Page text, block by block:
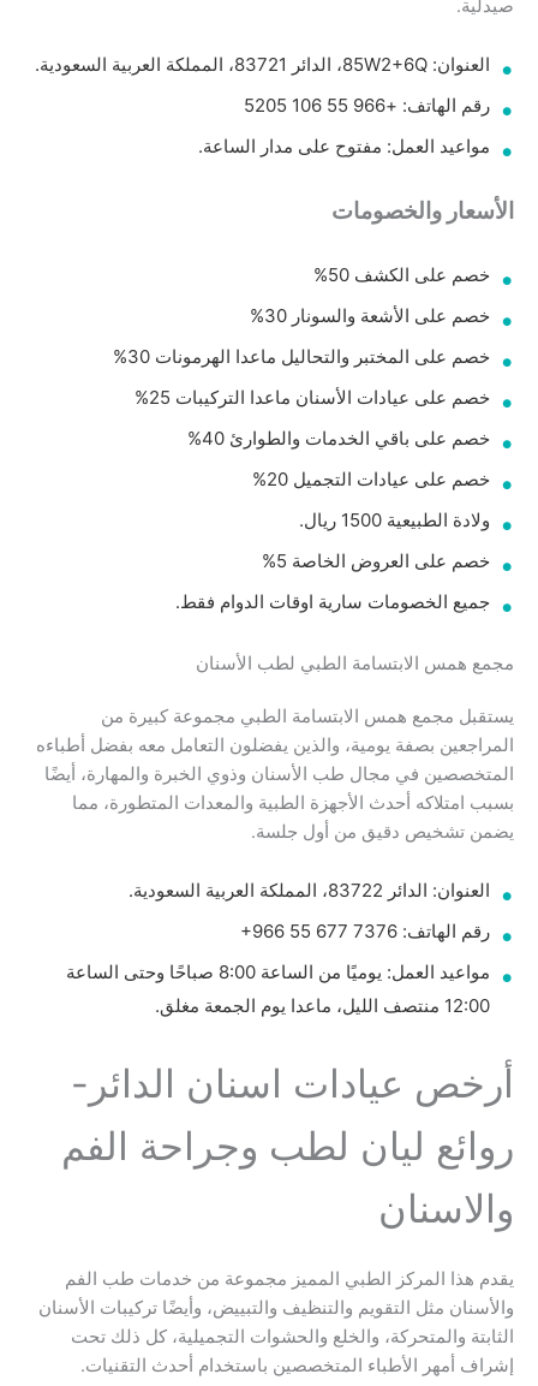
صيدلية.
العنوان: 85W2+6Q، الدائر 83721، المملكة العربية السعودية.
رقم الهاتف: +966 55 106 5205
مواعيد العمل: مفتوح على مدار الساعة.
الأسعار والخصومات
خصم على الكشف 50%
خصم على الأشعة والسونار 30%
خصم على المختبر والتحاليل ماعدا الهرمونات 30%
خصم على عيادات الأسنان ماعدا التركيبات 25%
خصم على باقي الخدمات والطوارئ 40%
خصم على عيادات التجميل 20%
ولادة الطبيعية 1500 ريال.
خصم على العروض الخاصة 5%
جميع الخصومات سارية اوقات الدوام فقط.
مجمع همس الابتسامة الطبي لطب الأسنان
يستقبل مجمع همس الابتسامة الطبي مجموعة كبيرة من
المراجعين بصفة يومية، والذين يفضلون التعامل معه بفضل أطباءه
المتخصصين في مجال طب الأسنان وذوي الخبرة والمهارة، أيضًا
بسبب امتلاكه أحدث الأجهزة الطبية والمعدات المتطورة، مما
يضمن تشخيص دقيق من أول جلسة.
العنوان: الدائر 83722، المملكة العربية السعودية.
رقم الهاتف: ‏‪+966 55 677 7376‬‏
مواعيد العمل: يوميًا من الساعة 8:00 صباحًا وحتى الساعة
12:00 منتصف الليل، ماعدا يوم الجمعة مغلق.
أرخص عيادات اسنان الدائر-
روائع ليان لطب وجراحة الفم
والاسنان
يقدم هذا المركز الطبي المميز مجموعة من خدمات طب الفم
والأسنان مثل التقويم والتنظيف والتبييض، وأيضًا تركيبات الأسنان
الثابتة والمتحركة، والخلع والحشوات التجميلية، كل ذلك تحت
إشراف أمهر الأطباء المتخصصين باستخدام أحدث التقنيات.